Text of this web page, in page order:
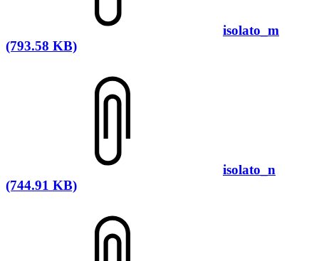
isolato_m
(793.58 KB)
isolato_n
(744.91 KB)